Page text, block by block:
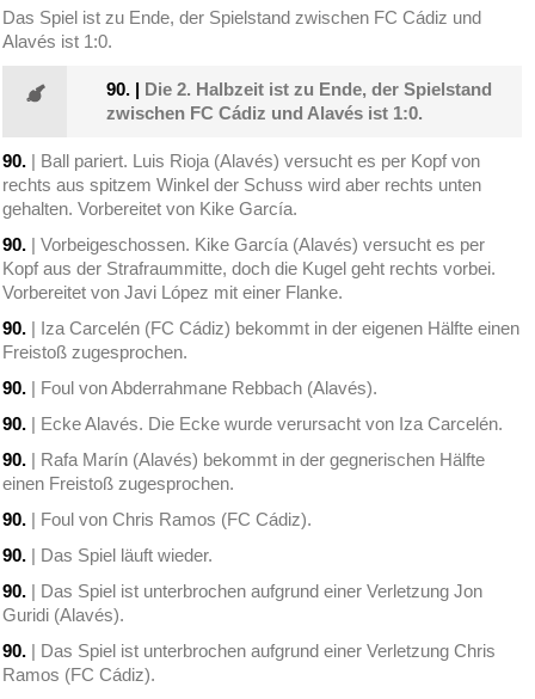
Das Spiel ist zu Ende, der Spielstand zwischen FC Cádiz und
Alavés ist 1:0.
90. | Die 2. Halbzeit ist zu Ende, der Spielstand
zwischen FC Cádiz und Alavés ist 1:0.
90. | Ball pariert. Luis Rioja (Alavés) versucht es per Kopf von
rechts aus spitzem Winkel der Schuss wird aber rechts unten
gehalten. Vorbereitet von Kike García.
90. | Vorbeigeschossen. Kike García (Alavés) versucht es per
Kopf aus der Strafraummitte, doch die Kugel geht rechts vorbei.
Vorbereitet von Javi López mit einer Flanke.
90. | Iza Carcelén (FC Cádiz) bekommt in der eigenen Hälfte einen
Freistoß zugesprochen.
90. | Foul von Abderrahmane Rebbach (Alavés).
90. | Ecke Alavés. Die Ecke wurde verursacht von Iza Carcelén.
90. | Rafa Marín (Alavés) bekommt in der gegnerischen Hälfte
einen Freistoß zugesprochen.
90. | Foul von Chris Ramos (FC Cádiz).
90. | Das Spiel läuft wieder.
90. | Das Spiel ist unterbrochen aufgrund einer Verletzung Jon
Guridi (Alavés).
90. | Das Spiel ist unterbrochen aufgrund einer Verletzung Chris
Ramos (FC Cádiz).